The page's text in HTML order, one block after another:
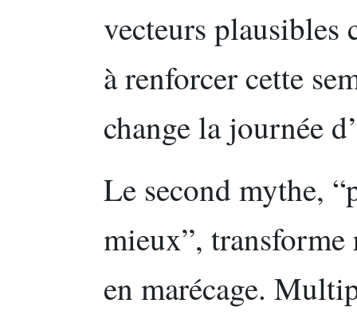
vecteurs plausibles
à renforcer cette
change la journée
Le second mythe,
mieux”,
en marécage.